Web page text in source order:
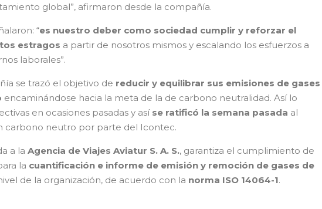
global”, afirmaron desde la compañía.
“es nuestro deber como sociedad cumplir y reforzar el
estragos a partir de nosotros mismos y escalando los esfuerzos a
laborales”.
se trazó el objetivo de reducir y equilibrar sus emisiones de gases
encaminándose hacia la meta de la de carbono neutralidad. Así lo
en ocasiones pasadas y así se ratificó la semana pasada al
carbono neutro por parte del Icontec.
a la Agencia de Viajes Aviatur S. A. S., garantiza el cumplimiento de
la cuantificación e informe de emisión y remoción de gases de
de la organización, de acuerdo con la norma ISO 14064-1.